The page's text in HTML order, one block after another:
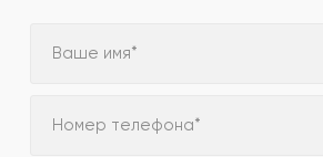
Ваше имя*
Номер телефона*